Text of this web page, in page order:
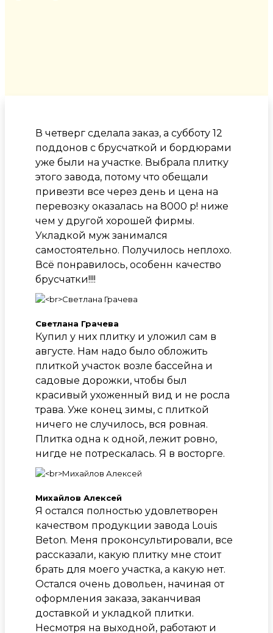
В четверг сделала заказ, а субботу 12
поддонов с брусчаткой и бордюрами
уже были на участке. Выбрала плитку
этого завода, потому что обещали
привезти все через день и цена на
перевозку оказалась на 8000 р! ниже
чем у другой хорошей фирмы.
Укладкой муж занимался
самостоятельно. Получилось неплохо.
Всё понравилось, особенн качество
брусчатки!!!!
Светлана Грачева
Купил у них плитку и уложил сам в
августе. Нам надо было обложить
плиткой участок возле бассейна и
садовые дорожки, чтобы был
красивый ухоженный вид и не росла
трава. Уже конец зимы, с плиткой
ничего не случилось, вся ровная.
Плитка одна к одной, лежит ровно,
нигде не потрескалась. Я в восторге.
Михайлов Алексей
Я остался полностью удовлетворен
качеством продукции завода Louis
Beton. Меня проконсультировали, все
рассказали, какую плитку мне стоит
брать для моего участка, а какую нет.
Остался очень довольен, начиная от
оформления заказа, заканчивая
доставкой и укладкой плитки.
Несмотря на выходной, работают и